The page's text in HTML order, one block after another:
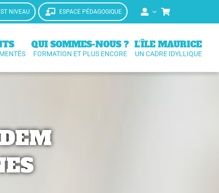
NIVEAU ESPACE PÉDAGOGIQUE
QUI SOMMES-NOUS ?
FORMATION ET PLUS ENCORE
L’ÎLE MAURICE
UN CADRE IDYLLIQUE